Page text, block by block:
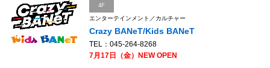
4F
エンターテインメント／カルチャー
Crazy BANeT/Kids BANeT
TEL：045-264-8268
7月17日（金）NEW OPEN